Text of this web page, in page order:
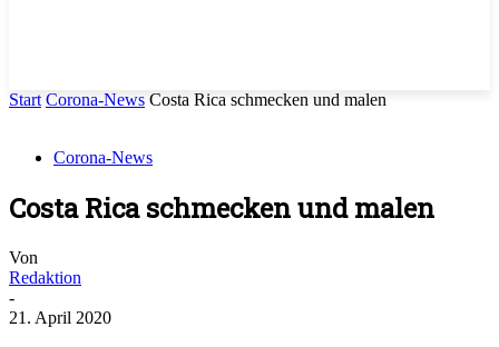
Start Corona-News Costa Rica schmecken und malen
Corona-News
Costa Rica schmecken und malen
Von
Redaktion
-
21. April 2020